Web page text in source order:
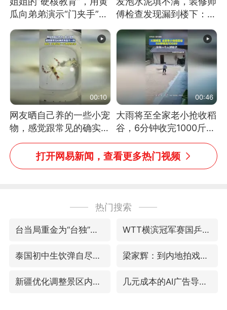
瓜向弟弟演示“门夹手”，
网友：果然言传不如身
教！
傅检查发现漏到楼下：出
风口未延伸到外墙
00:10
网友晒自己养的一些小宠
物，感觉跟常见的确实有
些不一样
00:46
大雨将至全家老小抢收稻
谷，6分钟收完1000斤，
没有一个人掉链子
打开网易新闻，查看更多热门视频
热门搜索
台当局重金为“台独”织“皇帝新衣” WTT横滨冠军赛国乒女单三将晋级四强
泰国初中生饮弹自尽前开了26枪 梁家辉：到内地拍戏不是北上是回归
新疆优化调整景区内自驾服务费 几元成本的AI广告导致千万市值蒸发